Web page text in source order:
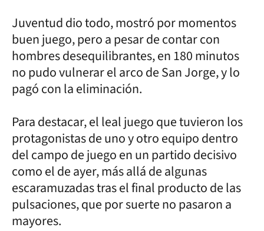
Juventud dio todo, mostró por momentos
buen juego, pero a pesar de contar con
hombres desequilibrantes, en 180 minutos
no pudo vulnerar el arco de San Jorge, y lo
pagó con la eliminación.
Para destacar, el leal juego que tuvieron los
protagonistas de uno y otro equipo dentro
del campo de juego en un partido decisivo
como el de ayer, más allá de algunas
escaramuzadas tras el final producto de las
pulsaciones, que por suerte no pasaron a
mayores.